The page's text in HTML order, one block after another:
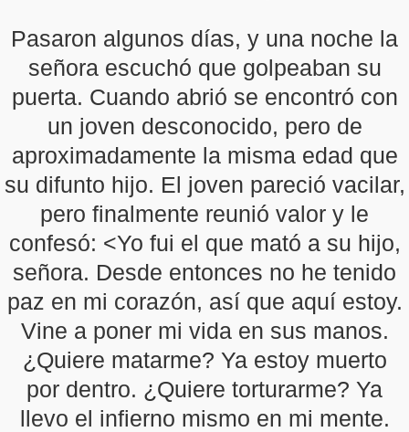
Pasaron algunos días, y una noche la
señora escuchó que golpeaban su
puerta. Cuando abrió se encontró con
un joven desconocido, pero de
aproximadamente la misma edad que
su difunto hijo. El joven pareció vacilar,
pero finalmente reunió valor y le
confesó: <Yo fui el que mató a su hijo,
señora. Desde entonces no he tenido
paz en mi corazón, así que aquí estoy.
Vine a poner mi vida en sus manos.
¿Quiere matarme? Ya estoy muerto
por dentro. ¿Quiere torturarme? Ya
llevo el infierno mismo en mi mente.